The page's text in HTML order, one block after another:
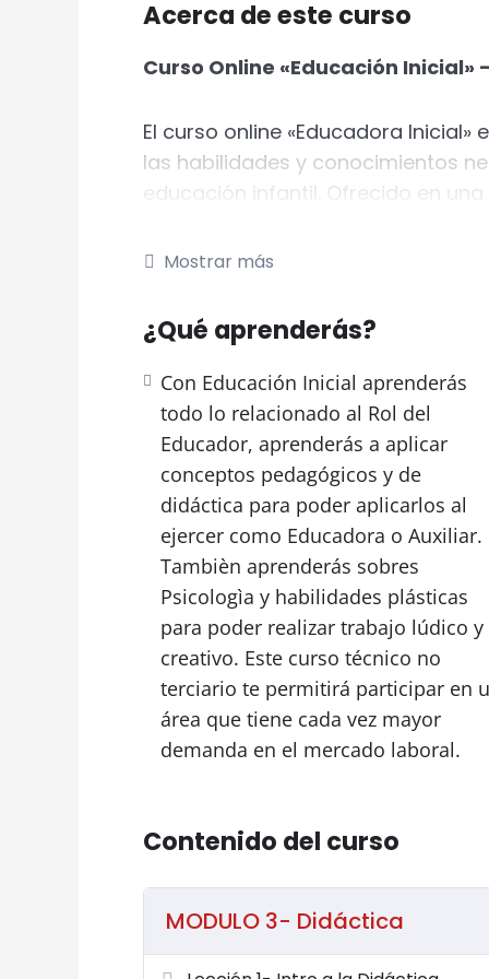
Acerca de este curso
Curso Online «Educación
El curso online «Educadora
las habilidades y conocimientos
educación infantil. Ofrecido en
contenido las 24 horas, todos los
tutoriales detallados, ejercicios,
Además, contarás con tutoría
asegurando una experiencia de
A lo largo de los cinco módulos
distintas áreas de conocimiento
y efectivo en la vida de los niños
pedagógicos y psicológicos
ayudan en el desarrollo integral
Módulo 1: Introducción a la
En el primer módulo, se te
educación infantil. Este módulo
examina el impacto positivo que
los niños en sus primeros años.
personal de los niños. También se
La pedagogía es la base teórica
Mostrar más
¿Qué aprenderás?
Con Educación Inicial aprenderás
todo lo relacionado al Rol del
Educador, aprenderás a aplicar
conceptos pedagógicos y de
didáctica para poder aplicarlos al
ejercer como Educadora o Auxiliar.
Tambièn aprenderás sobres
Psicologìa y habilidades plásticas
para poder realizar trabajo lúdico y
creativo. Este curso técnico no
terciario te permitirá participar en
área que tiene cada vez mayor
demanda en el mercado laboral.
Contenido del curso
MODULO 3- Didáctica